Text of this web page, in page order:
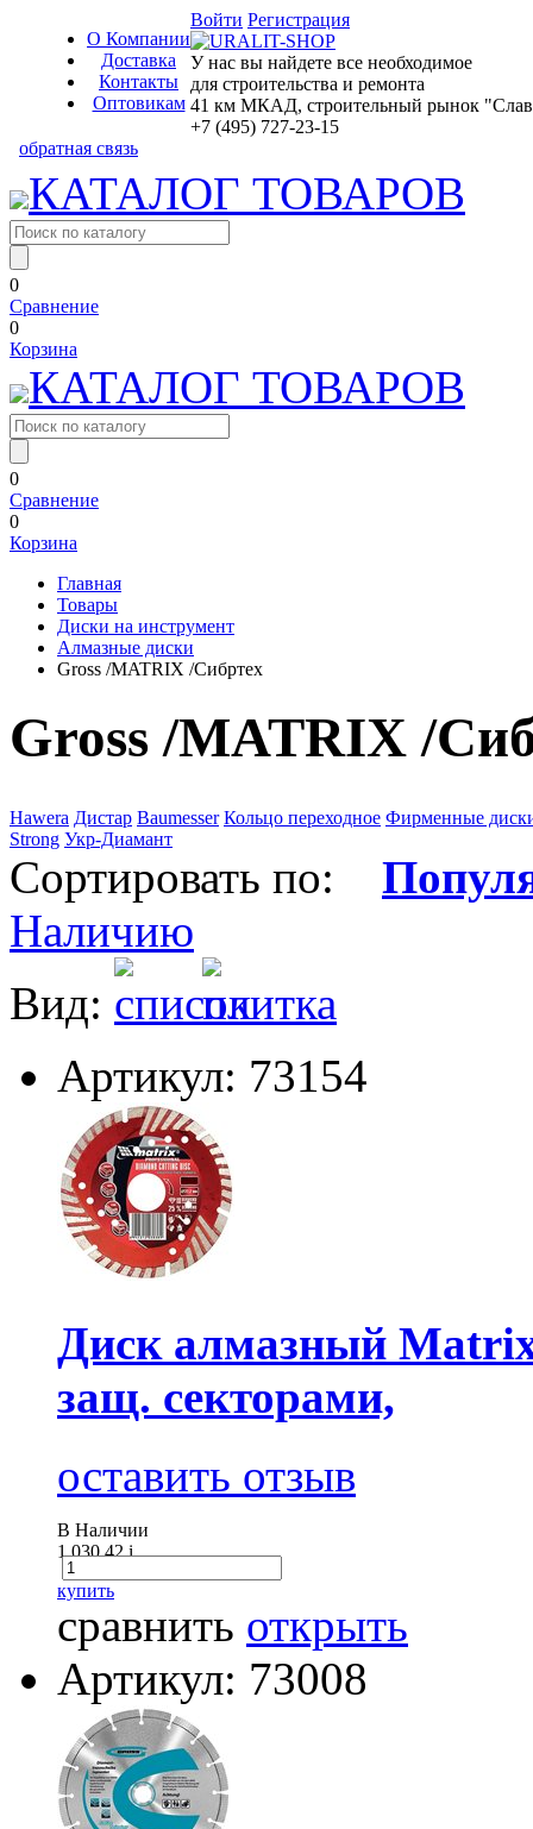
О Компании
Доставка
Контакты
Оптовикам
Войти Регистрация
У нас вы найдете все необходимое
для строительства и ремонта
41 км МКАД, строительный рынок
+7 (495) 727-23-15
обратная связь
КАТАЛОГ ТОВАРОВ
0
Сравнение
0
Корзина
КАТАЛОГ ТОВАРОВ
0
Сравнение
0
Корзина
Главная
Товары
Диски на инструмент
Алмазные диски
Gross /MATRIX /Сибртех
Gross /MATRIX /
Hawera Дистар Baumesser Кольцо переходное Фирменные
Strong Укр-Диамант
Сортировать по:
Наличию
Вид:
Артикул: 73154
Диск алмазный
защ. секторами,
оставить отзыв
В Наличии
1 030.42i
купить
сравнить открыть
Артикул: 73008